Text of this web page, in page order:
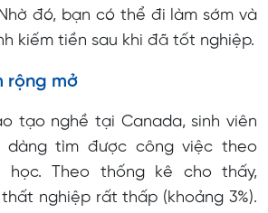
đó, bạn có thể đi làm sớm và
kiếm tiền sau khi đã tốt nghiệp.
rộng mở
tạo nghề tại Canada, sinh viên
tìm được công việc theo
học. Theo thống kê cho thấy,
nghiệp rất thấp (khoảng 3%).